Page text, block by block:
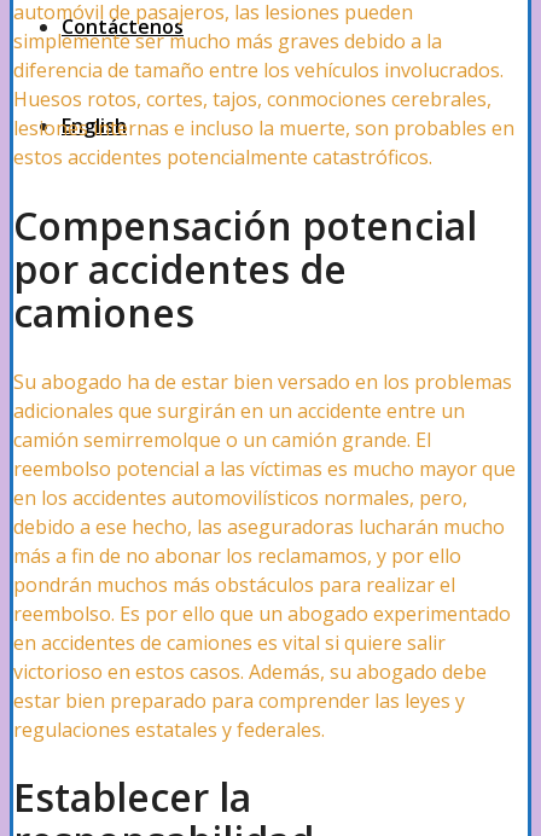
Contáctenos
English
automóvil de pasajeros, las lesiones pueden
simplemente ser mucho más graves debido a la
diferencia de tamaño entre los vehículos involucrados.
Huesos rotos, cortes, tajos, conmociones cerebrales,
lesiones internas e incluso la muerte, son probables en
estos accidentes potencialmente catastróficos.
Compensación potencial
por accidentes de
camiones
Su abogado ha de estar bien versado en los problemas
adicionales que surgirán en un accidente entre un
camión semirremolque o un camión grande. El
reembolso potencial a las víctimas es mucho mayor que
en los accidentes automovilísticos normales, pero,
debido a ese hecho, las aseguradoras lucharán mucho
más a fin de no abonar los reclamamos, y por ello
pondrán muchos más obstáculos para realizar el
reembolso. Es por ello que un abogado experimentado
en accidentes de camiones es vital si quiere salir
victorioso en estos casos. Además, su abogado debe
estar bien preparado para comprender las leyes y
regulaciones estatales y federales.
Establecer la